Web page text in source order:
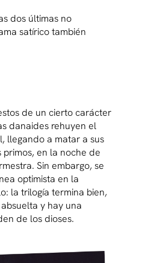
dos últimas no
satírico también
de un cierto carácter
danaides rehuyen el
llegando a matar a sus
primos, en la noche de
Sin embargo, se
optimista en la
la trilogía termina bien,
y hay una
de los dioses.